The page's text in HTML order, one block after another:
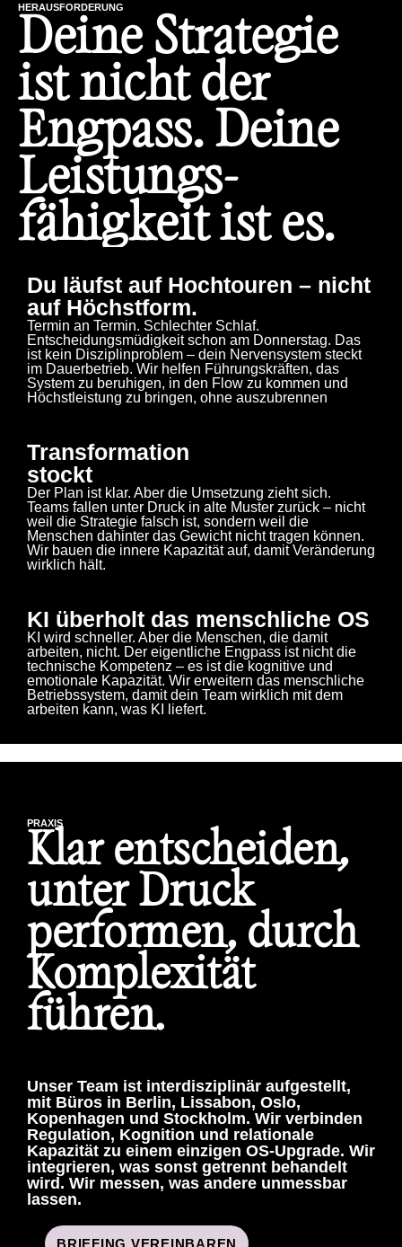
HERAUSFORDERUNG
Deine Strategie
ist nicht der
Engpass. Deine
Leistungs-
fähigkeit ist es.
Du läufst auf Hochtouren – nicht
auf Höchstform.
Termin an Termin. Schlechter Schlaf.
Entscheidungsmüdigkeit schon am Donnerstag. Das
ist kein Disziplinproblem – dein Nervensystem steckt
im Dauerbetrieb. Wir helfen Führungskräften, das
System zu beruhigen, in den Flow zu kommen und
Höchstleistung zu bringen, ohne auszubrennen
Transformation
stockt
Der Plan ist klar. Aber die Umsetzung zieht sich.
Teams fallen unter Druck in alte Muster zurück – nicht
weil die Strategie falsch ist, sondern weil die
Menschen dahinter das Gewicht nicht tragen können.
Wir bauen die innere Kapazität auf, damit Veränderung
wirklich hält.
KI überholt das menschliche OS
KI wird schneller. Aber die Menschen, die damit
arbeiten, nicht. Der eigentliche Engpass ist nicht die
technische Kompetenz – es ist die kognitive und
emotionale Kapazität. Wir erweitern das menschliche
Betriebssystem, damit dein Team wirklich mit dem
arbeiten kann, was KI liefert.
PRAXIS
Klar entscheiden,
unter Druck
performen, durch
Komplexität
führen.
Unser Team ist interdisziplinär aufgestellt,
mit Büros in Berlin, Lissabon, Oslo,
Kopenhagen und Stockholm. Wir verbinden
Regulation, Kognition und relationale
Kapazität zu einem einzigen OS-Upgrade. Wir
integrieren, was sonst getrennt behandelt
wird. Wir messen, was andere unmessbar
lassen.
BRIEFING VEREINBAREN